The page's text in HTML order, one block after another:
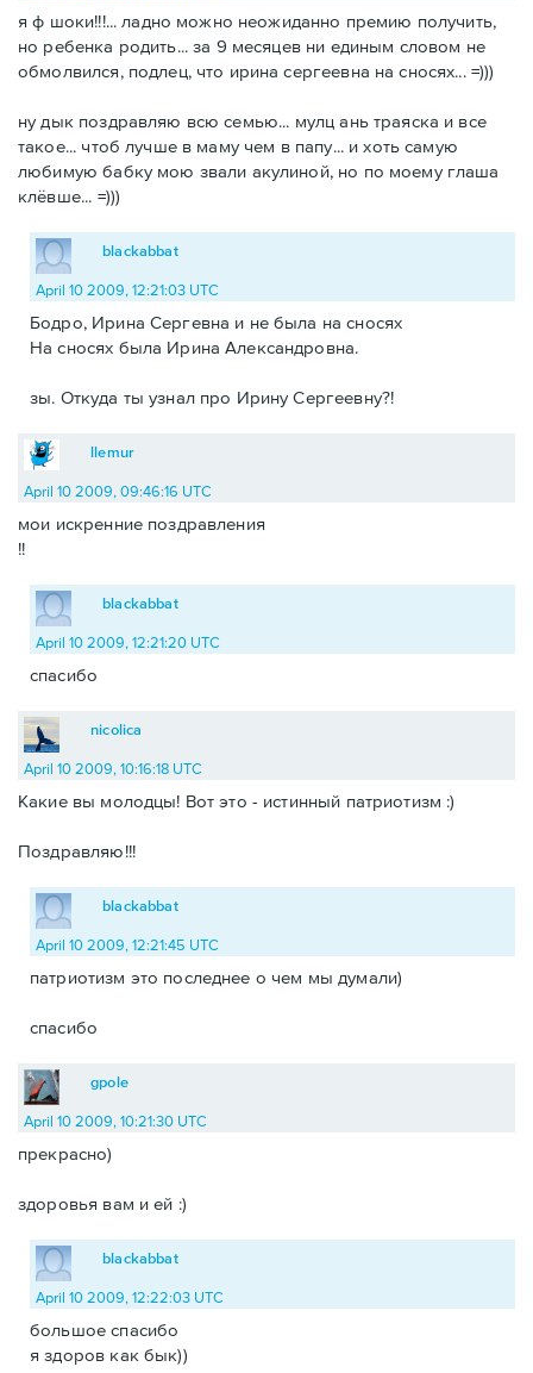
я ф шоки!!!... ладно можно неожиданно премию получить,
но ребенка родить... за 9 месяцев ни единым словом не
обмолвился, подлец, что ирина сергеевна на сносях... =)))
ну дык поздравляю всю семью... мулц ань траяска и все
такое... чтоб лучше в маму чем в папу... и хоть самую
любимую бабку мою звали акулиной, но по моему глаша
клёвше... =)))
blackabbat
April 10 2009, 12:21:03 UTC
Бодро, Ирина Сергевна и не была на сносях
На сносях была Ирина Александровна.
зы. Откуда ты узнал про Ирину Сергеевну?!
llemur
April 10 2009, 09:46:16 UTC
мои искренние поздравления
!!
blackabbat
April 10 2009, 12:21:20 UTC
спасибо
nicolica
April 10 2009, 10:16:18 UTC
Какие вы молодцы! Вот это - истинный патриотизм :)
Поздравляю!!!
blackabbat
April 10 2009, 12:21:45 UTC
патриотизм это последнее о чем мы думали)
спасибо
gpole
April 10 2009, 10:21:30 UTC
прекрасно)
здоровья вам и ей :)
blackabbat
April 10 2009, 12:22:03 UTC
большое спасибо
я здоров как бык))